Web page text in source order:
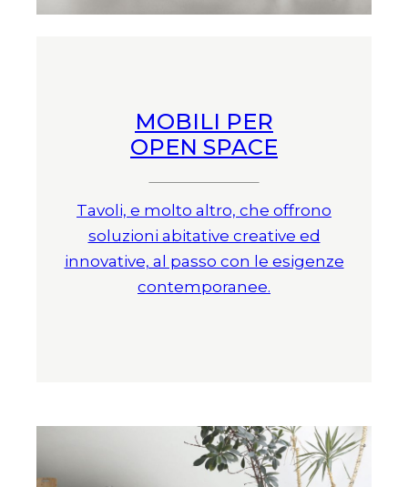
MOBILI PER
OPEN SPACE
Tavoli, e molto altro, che offrono
soluzioni abitative creative ed
innovative, al passo con le esigenze
contemporanee.